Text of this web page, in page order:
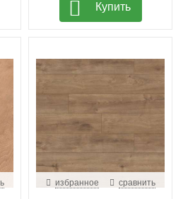
Купить
избранное сравнить